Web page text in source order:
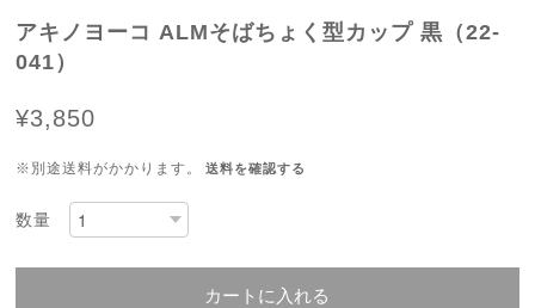
アキノヨーコ ALMそばちょく型カップ 黒（22-
041）
¥3,850
※別途送料がかかります。 送料を確認する
数量
カートに入れる